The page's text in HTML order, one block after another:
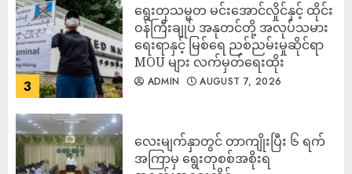
3
ရွေးတုသမ္မတ မင်းအောင်လှိုင်နှင့် ထိုင်း
ဝန်ကြီးချုပ် အနုတင်တို့ အလုပ်သမား
ရေးရာနှင့် မြစ်ရေ ညစ်ညမ်းမှုဆိုင်ရာ
MOU များ လက်မှတ်ရေးထိုး
ADMIN AUGUST 7, 2026
လေးမျက်နှာတွင် တာကျိုးပြီး ၆ ရက်
အကြာမှ ရွေးတုစစ်အစိုးရ